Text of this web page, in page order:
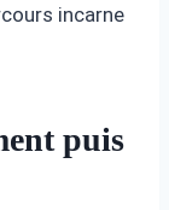
incarne
puis